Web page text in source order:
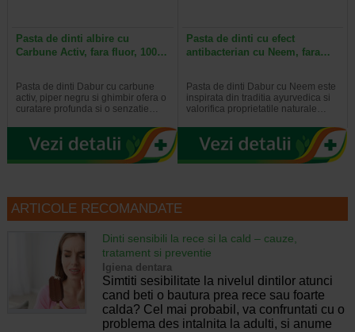
Pasta de dinti albire cu
Carbune Activ, fara fluor, 100…
Pasta de dinti Dabur cu carbune
activ, piper negru si ghimbir ofera o
curatare profunda si o senzatie…
Pasta de dinti cu efect
antibacterian cu Neem, fara…
Pasta de dinti Dabur cu Neem este
inspirata din traditia ayurvedica si
valorifica proprietatile naturale…
ARTICOLE RECOMANDATE
Dinti sensibili la rece si la cald – cauze,
tratament si preventie
Igiena dentara
Simtiti sesibilitate la nivelul dintilor atunci
cand beti o bautura prea rece sau foarte
calda? Cel mai probabil, va confruntati cu o
problema des intalnita la adulti, si anume